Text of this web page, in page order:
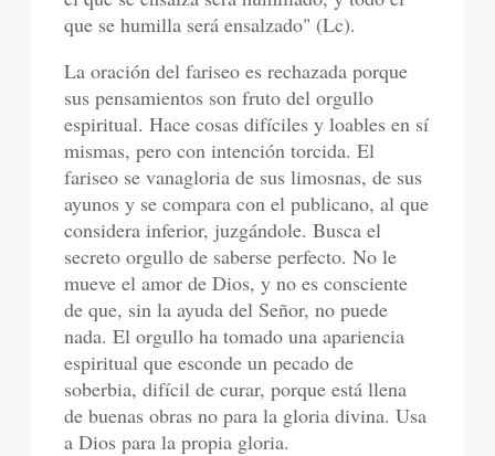
que se humilla será ensalzado" (Lc).
La oración del fariseo es rechazada porque
sus pensamientos son fruto del orgullo
espiritual. Hace cosas difíciles y loables en sí
mismas, pero con intención torcida. El
fariseo se vanagloria de sus limosnas, de sus
ayunos y se compara con el publicano, al que
considera inferior, juzgándole. Busca el
secreto orgullo de saberse perfecto. No le
mueve el amor de Dios, y no es consciente
de que, sin la ayuda del Señor, no puede
nada. El orgullo ha tomado una apariencia
espiritual que esconde un pecado de
soberbia, difícil de curar, porque está llena
de buenas obras no para la gloria divina. Usa
a Dios para la propia gloria.